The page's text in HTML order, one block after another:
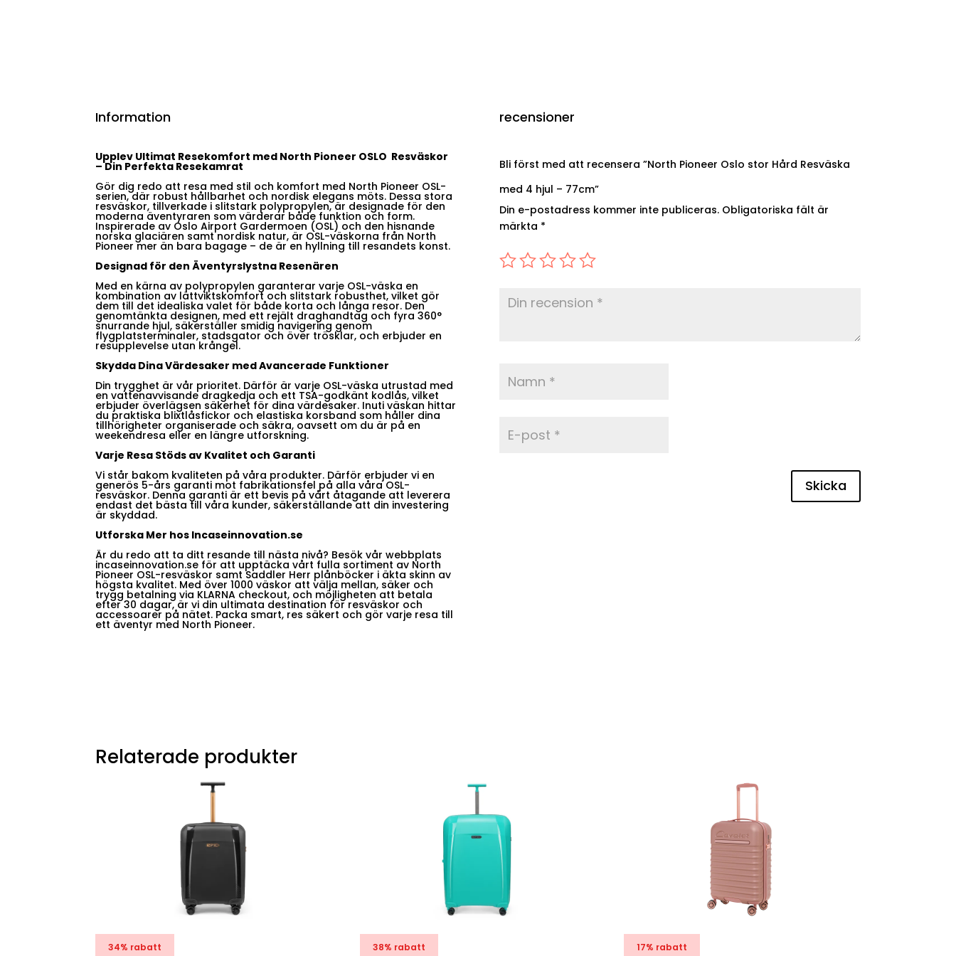
Information
Upplev Ultimat Resekomfort med North Pioneer OSLO Resväskor
– Din Perfekta Resekamrat
Gör dig redo att resa med stil och komfort med North Pioneer OSL-
serien, där robust hållbarhet och nordisk elegans möts. Dessa stora
resväskor, tillverkade i slitstark polypropylen, är designade för den
moderna äventyraren som värderar både funktion och form.
Inspirerade av Oslo Airport Gardermoen (OSL) och den hisnande
norska glaciären samt nordisk natur, är OSL-väskorna från North
Pioneer mer än bara bagage – de är en hyllning till resandets konst.
Designad för den Äventyrslystna Resenären
Med en kärna av polypropylen garanterar varje OSL-väska en
kombination av lättviktskomfort och slitstark robusthet, vilket gör
dem till det idealiska valet för både korta och långa resor. Den
genomtänkta designen, med ett rejält draghandtag och fyra 360°
snurrande hjul, säkerställer smidig navigering genom
flygplatsterminaler, stadsgator och över trösklar, och erbjuder en
resupplevelse utan krångel.
Skydda Dina Värdesaker med Avancerade Funktioner
Din trygghet är vår prioritet. Därför är varje OSL-väska utrustad med
en vattenavvisande dragkedja och ett TSA-godkänt kodlås, vilket
erbjuder överlägsen säkerhet för dina värdesaker. Inuti väskan hittar
du praktiska blixtlåsfickor och elastiska korsband som håller dina
tillhörigheter organiserade och säkra, oavsett om du är på en
weekendresa eller en längre utforskning.
Varje Resa Stöds av Kvalitet och Garanti
Vi står bakom kvaliteten på våra produkter. Därför erbjuder vi en
generös 5-års garanti mot fabrikationsfel på alla våra OSL-
resväskor. Denna garanti är ett bevis på vårt åtagande att leverera
endast det bästa till våra kunder, säkerställande att din investering
är skyddad.
Utforska Mer hos Incaseinnovation.se
Är du redo att ta ditt resande till nästa nivå? Besök vår webbplats
incaseinnovation.se för att upptäcka vårt fulla sortiment av North
Pioneer OSL-resväskor samt Saddler Herr plånböcker i äkta skinn av
högsta kvalitet. Med över 1000 väskor att välja mellan, säker och
trygg betalning via KLARNA checkout, och möjligheten att betala
efter 30 dagar, är vi din ultimata destination för resväskor och
accessoarer på nätet. Packa smart, res säkert och gör varje resa till
ett äventyr med North Pioneer.
recensioner
Bli först med att recensera ”North Pioneer Oslo stor Hård Resväska
med 4 hjul – 77cm”
Din e-postadress kommer inte publiceras. Obligatoriska fält är
märkta *
Skicka
Relaterade produkter
34% rabatt 38% rabatt 17% rabatt